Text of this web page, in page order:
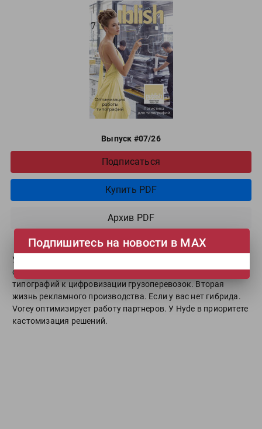
Выпуск #07/26
Подписаться
Купить PDF
Архив PDF
УФ-принтер для отделки. Sprinter ТС-2513Mh. Как
оптимизировать работу типографии? Адаптация
типографий к цифровизации грузоперевозок. Вторая
жизнь рекламного производства. Если у вас нет гибрида.
Vorey оптимизирует работу партнеров. У Hyde в приоритете
кастомизация решений.
Подпишитесь на новости в МАХ